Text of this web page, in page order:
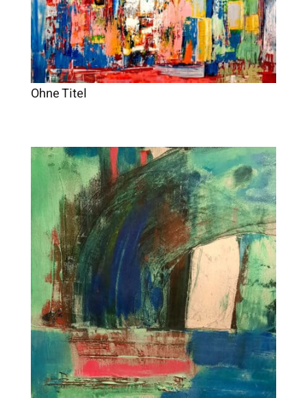
Ohne Titel